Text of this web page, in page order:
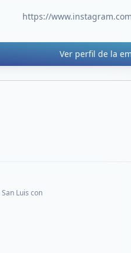
https://
Ver perfil de la
Luis con